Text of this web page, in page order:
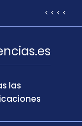
< < < <
las